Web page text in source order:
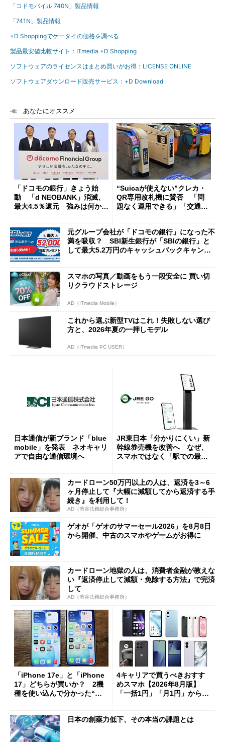
「コドモバイル 740N」製品情報
「741N」製品情報
+D Shoppingでケータイの価格を調べる
製品最安値比較サイト：ITmedia +D Shopping
ソフトウェアのライセンスはまとめ買いがお得：LICENSE ONLINE
ソフトウェアダウンロード販売サービス：+D Download
あなたにオススメ
「ドコモの銀行」きょう始
動 「d NEOBANK」消滅、
最大4.5％還元 強みは何か解
“Suicaが使えない”クレカ・
QR専用改札機に賛否 「問
題なく運用できる」「交通系I
元グループ会社が「ドコモの銀行」になった不
満を吸収？ SBI新生銀行が「SBIの銀行」と
して最大5.2万円のキャッシュバックキャンペ
スマホの写真／動画をもう一段安全に 買い切
りクラウドストレージ
AD（ITmedia Mobile）
これから選ぶ新型TVはこれ！失敗しない選び
方と、2026年夏の一押しモデル
AD（ITmedia PC USER）
日本通信が新ブランド「blue
mobile」を発表 ネオキャリ
アで自由な通信環境へ
JR東日本「分かりにくい」新
幹線券売機を改善へ なぜ、
スマホではなく「駅での最短
カードローン50万円以上の人は、返済を3～6
ヶ月停止して『大幅に減額してから返済する手
続き』を利用して！
AD（渋谷法務総合事務所）
ゲオが「ゲオのサマーセール2026」を8月8日
から開催、中古のスマホやゲームがお得に
カードローン地獄の人は、消費者金融が教えな
い『返済停止して減額・免除する方法』で完済
して
AD（渋谷法務総合事務所）
「iPhone 17e」と「iPhone
17」どちらが買いか？ 2機
種を使い込んで分かった“ス
4キャリアで買うべきおすす
めスマホ【2026年8月版】
「一括1円」「月1円」からお
日本の創薬力低下、その本当の課題とは